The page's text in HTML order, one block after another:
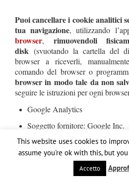
Puoi cancellare i cookie analitici
tua navigazione, utilizzando
browser, rimuovendoli
disk (svuotando la cartella del
browser a riceverli,
comando del browser o
browser in modo tale da non
seguire le istruzioni per ogni
Google Analytics
Soggetto fornitore: Google Inc.
Finalità: esaminare statistiche
degli utenti sul sito.
Dati personali raccolti: cookie,
This website uses cookies to
assume you're ok with this, but
Accetto